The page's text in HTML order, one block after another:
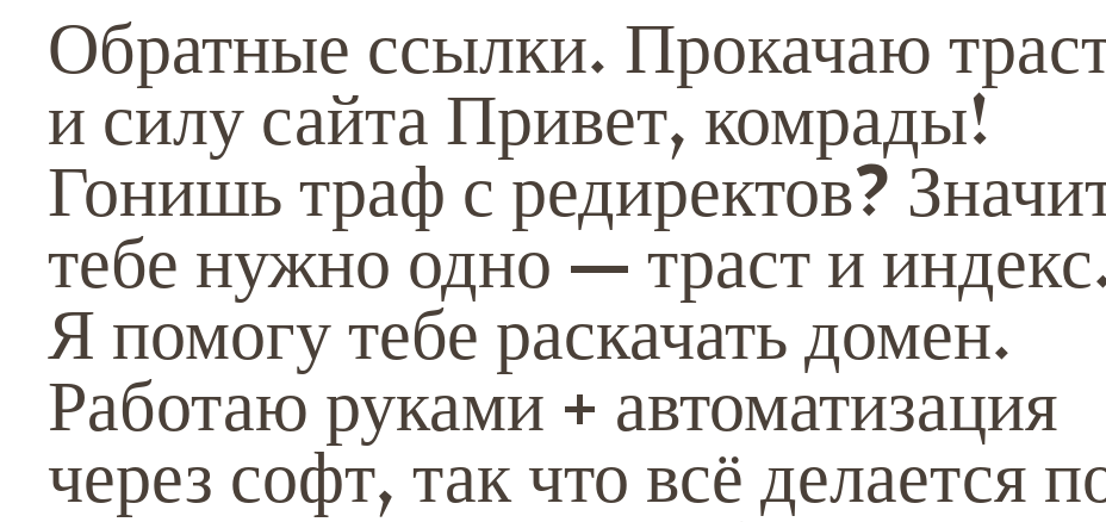
Обратные ссылки. Прокачаю
и силу сайта Привет, комрады!
Гонишь траф с редиректов?
тебе нужно одно — траст и
Я помогу тебе раскачать домен.
Работаю руками + автоматизация
через софт, так что всё делается